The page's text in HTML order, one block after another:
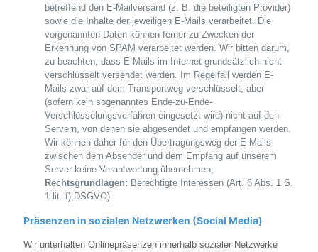
betreffend den E-Mailversand (z. B. die beteiligten Provider)
sowie die Inhalte der jeweiligen E-Mails verarbeitet. Die
vorgenannten Daten können ferner zu Zwecken der
Erkennung von SPAM verarbeitet werden. Wir bitten darum,
zu beachten, dass E-Mails im Internet grundsätzlich nicht
verschlüsselt versendet werden. Im Regelfall werden E-
Mails zwar auf dem Transportweg verschlüsselt, aber
(sofern kein sogenanntes Ende-zu-Ende-
Verschlüsselungsverfahren eingesetzt wird) nicht auf den
Servern, von denen sie abgesendet und empfangen werden.
Wir können daher für den Übertragungsweg der E-Mails
zwischen dem Absender und dem Empfang auf unserem
Server keine Verantwortung übernehmen;
Rechtsgrundlagen: Berechtigte Interessen (Art. 6 Abs. 1 S.
1 lit. f) DSGVO).
Präsenzen in sozialen Netzwerken (Social Media)
Wir unterhalten Onlinepräsenzen innerhalb sozialer Netzwerke